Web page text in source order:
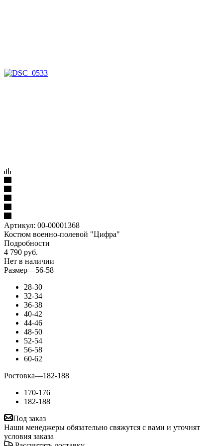
Артикул: 00-00001368
Костюм военно-полевой "Цифра"
Подробности
4 790 руб.
Нет в наличии
Размер—56-58
28-30
32-34
36-38
40-42
44-46
48-50
52-54
56-58
60-62
Ростовка—182-188
170-176
182-188
Под заказ
Наши менеджеры обязательно свяжутся с вами и уточнят
условия заказа